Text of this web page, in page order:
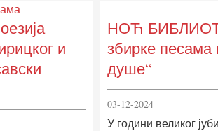
и
НОЋ
збирке песама
душе“
03-12-2024
У години великог